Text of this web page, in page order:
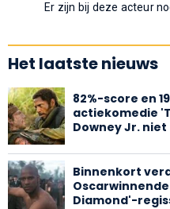
Er zijn bij deze acteur
Het laatste nieuws
82%-score en
actiekomedie
Downey Jr. niet
Binnenkort
Diamond'-